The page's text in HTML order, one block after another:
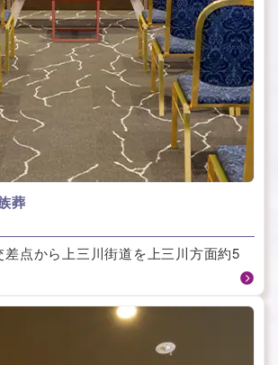
葬
差点から上三川街道を上三川方面約5